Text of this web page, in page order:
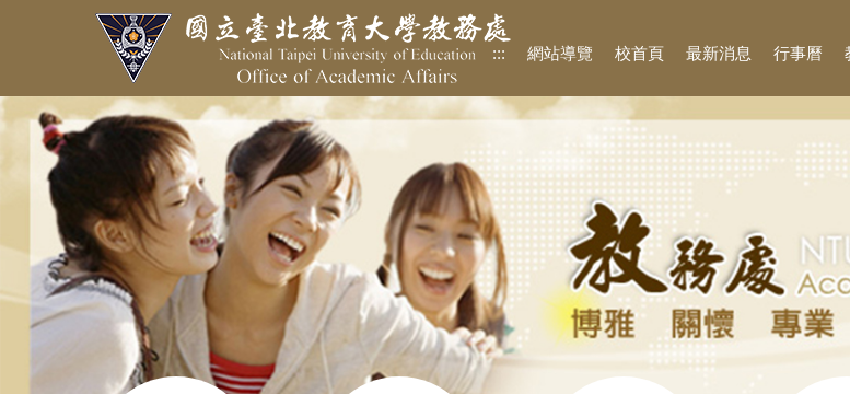
要
內
::: 網站導覽 校首頁 最新消息 行事曆